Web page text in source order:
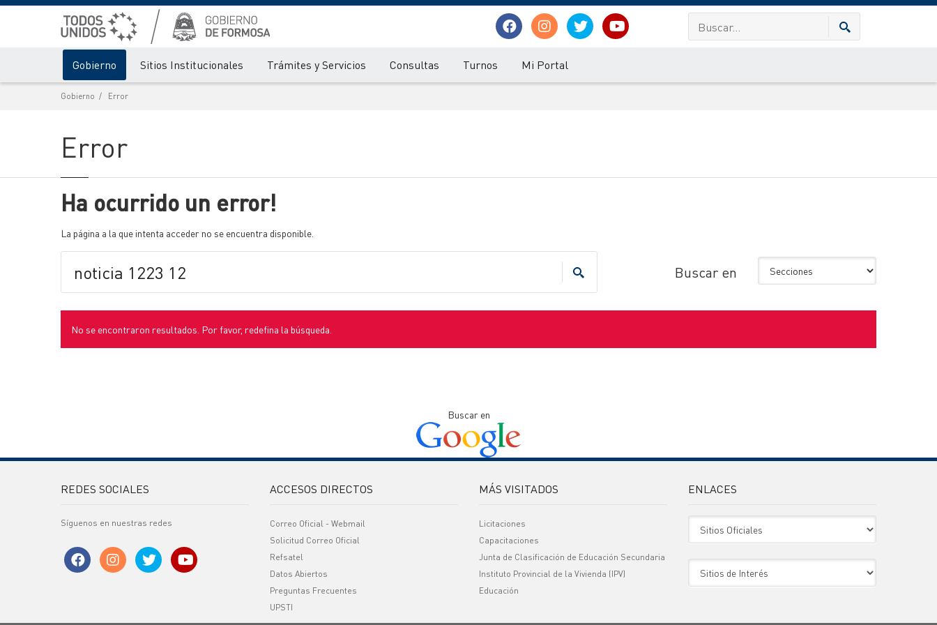
Gobierno Sitios Institucionales Trámites y Servicios Consultas Turnos Mi Portal
Gobierno Error
Error
Ha ocurrido un error!
La página a la que intenta acceder no se encuentra disponible.
Buscar en
No se encontraron resultados. Por favor, redefina la búsqueda.
Buscar en
REDES SOCIALES
Síguenos en nuestras redes
ACCESOS DIRECTOS
Correo Oficial - Webmail
Solicitud Correo Oficial
Refsatel
Datos Abiertos
Preguntas Frecuentes
UPSTI
MÁS VISITADOS
Licitaciones
Capacitaciones
Junta de Clasificación de Educación Secundaria
Instituto Provincial de la Vivienda (IPV)
Educación
ENLACES